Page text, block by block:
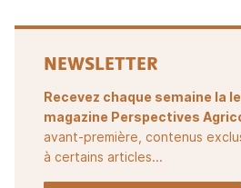
NEWSLETTER
Recevez chaque semaine la
magazine Perspectives
avant-première, contenus
à certains articles...